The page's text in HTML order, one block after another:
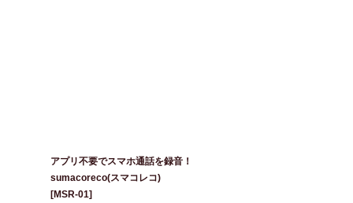
アプリ不要でスマホ通話を録音！
sumacoreco(スマコレコ)
[MSR-01]